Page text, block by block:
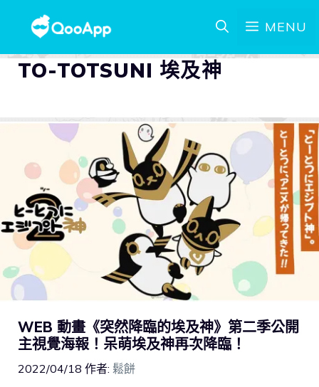
MENU
TO-TOTSUNI 埃及神
WEB 動畫《突然降臨的埃及神》第二季公開
主視覺海報！呆萌埃及神再次降臨！
2022/04/18 作者: 鬆餅